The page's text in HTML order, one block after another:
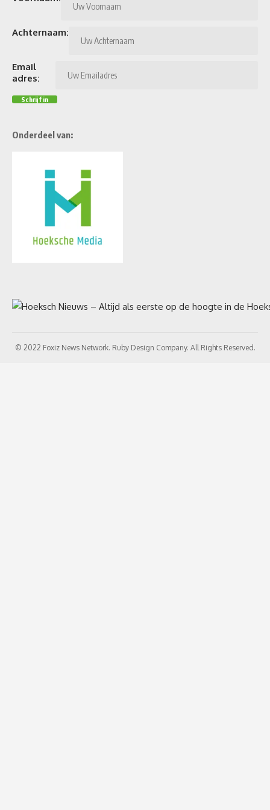
Achternaam:
Email
adres:
Onderdeel van:
© 2022 Foxiz News Network. Ruby Design Company. All Rights Reserved.